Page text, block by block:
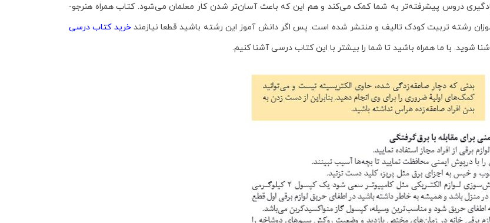
دروس پیشرفته‌تر به شما کمک می‌کند و هم این که باعث آسان‌تر شدن کار معلمان می‌شود. کتابهمراه هنرجو-
رشته تربیت کودک تالیف و منتشر شده است. پس اگر دانش آموز این رشته باشید قطعا نیازمندخرید کتاب درسی
با ما همراه باشید تا شما را بیشتر با اینکتاب درسیآشنا کنیم.